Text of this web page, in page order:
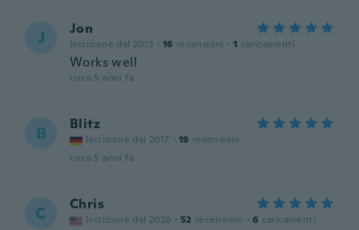
J Jon
Iscrizione dal 2013 · 16 recensioni · 1 caricamenti
Works well
circa 5 anni fa
B Blitz
Iscrizione dal 2017 · 19 recensioni
circa 5 anni fa
C Chris
Iscrizione dal 2020 · 52 recensioni · 6 caricamenti